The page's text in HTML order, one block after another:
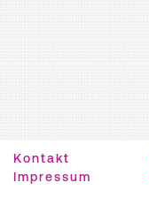
Kontakt
Impressum